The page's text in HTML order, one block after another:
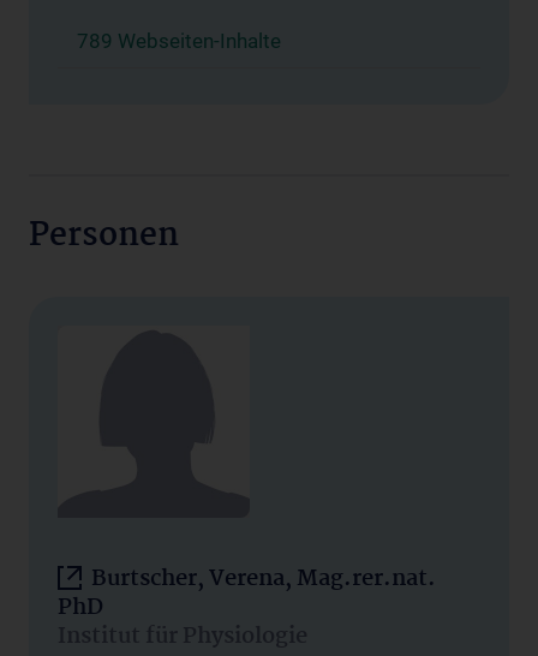
789 Webseiten-Inhalte
Personen
Burtscher, Verena, Mag.rer.nat.
PhD
Institut für Physiologie